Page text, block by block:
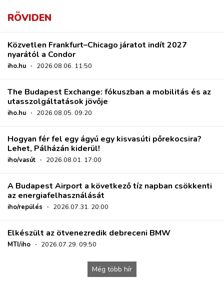
RÖVIDEN
Közvetlen Frankfurt–Chicago járatot indít 2027
nyarától a Condor
iho.hu · 2026.08.06. 11:50
The Budapest Exchange: fókuszban a mobilitás és az
utasszolgáltatások jövője
iho.hu · 2026.08.05. 09:20
Hogyan fér fel egy ágyú egy kisvasúti pőrekocsira?
Lehet, Pálházán kiderül!
iho/vasút · 2026.08.01. 17:00
A Budapest Airport a következő tíz napban csökkenti
az energiafelhasználását
iho/repülés · 2026.07.31. 20:00
Elkészült az ötvenezredik debreceni BMW
MTI/iho · 2026.07.29. 09:50
Még több hír